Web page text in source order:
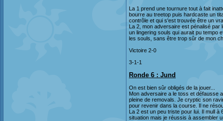
La 1 prend une tournure tout à fait
bourre au treetop puis hardcaste un
contrôle et qui s'est trouvée être un
La 2, mon adversaire est pénalisé par
un lingering souls qui aurait pu tempo
les souls, sans être trop sûr de mon
Victoire 2-0
3-1-1
Ronde 6 : Jund
On est bien sûr obligés de la jouer...
Mon adversaire a le toss et défausse
pleine de removals. Je cryptic son
pour revenir dans la course. Il ne
La 2 est un peu triste pour lui. Il mull
situation mais je réussis à assembler